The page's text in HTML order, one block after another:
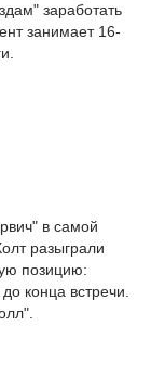
заработать
занимает 16-
в самой
разыграли
позицию:
конца встречи.